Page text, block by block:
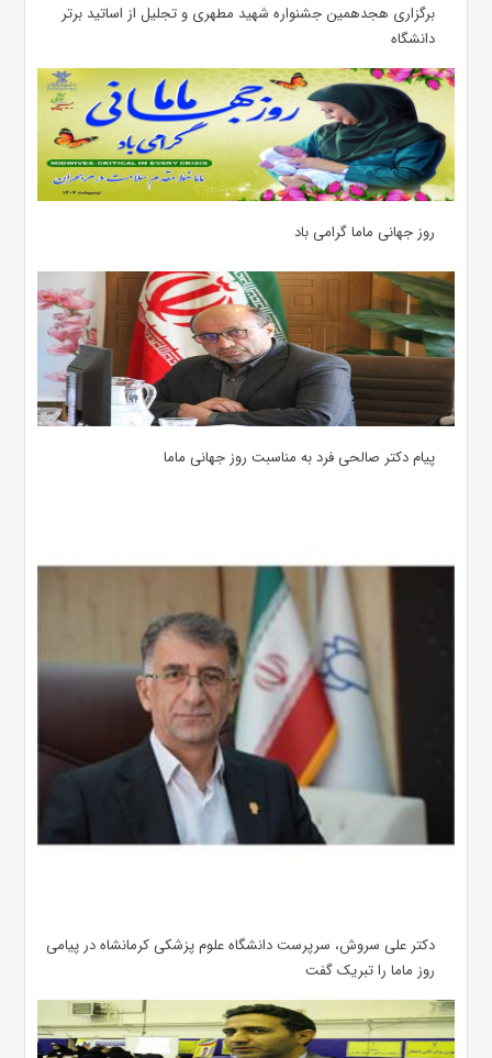
برگزاری هجدهمین جشنواره شهید مطهری و تجلیل از اساتید برتر
دانشگاه
روز جهانی ماما گرامی باد
پیام دکتر صالحی فرد به مناسبت روز جهانی ماما
دکتر علی سروش، سرپرست دانشگاه علوم پزشکی کرمانشاه در پیامی
روز ماما را تبریک گفت